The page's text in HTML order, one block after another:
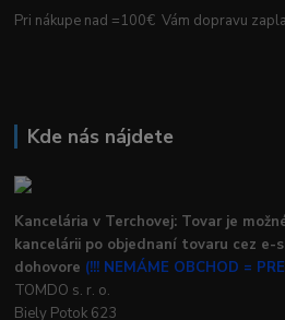
Pri nákupe nad =100€ Vám dopravu
Kde nás nájdete
Kancelária v Terchovej: Tovar je
kancelárii po objednaní tovaru cez e-
dohovore (!!! NEMÁME OBCHOD =
TOMDO s. r. o.
Biely Potok 623